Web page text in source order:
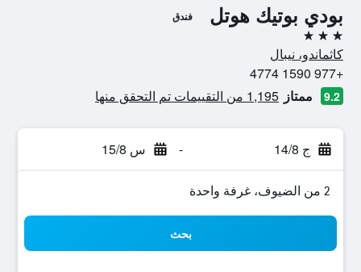
بودي بوتيك هوتل فندق
3 نجوم
كاثماندو، نيبال
+977 1590 4774
9.2 ممتاز 1,195 من التقييمات تم التحقق منها
ج 14/8 - س 15/8
2 من الضيوف، غرفة واحدة
بحث